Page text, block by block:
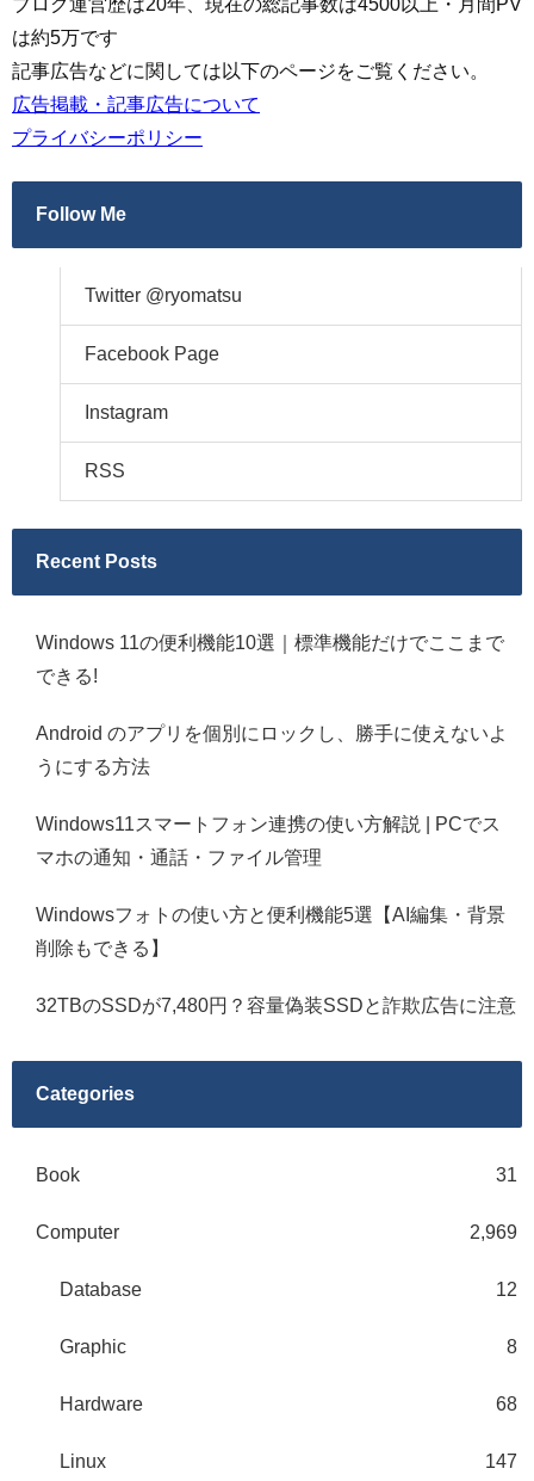
ブログ運営歴は20年、現在の総記事数は4500以上・月間PV
は約5万です
記事広告などに関しては以下のページをご覧ください。
広告掲載・記事広告について
プライバシーポリシー
Follow Me
Twitter @ryomatsu
Facebook Page
Instagram
RSS
Recent Posts
Windows 11の便利機能10選｜標準機能だけでここまで
できる!
Android のアプリを個別にロックし、勝手に使えないよ
うにする方法
Windows11スマートフォン連携の使い方解説 | PCでス
マホの通知・通話・ファイル管理
Windowsフォトの使い方と便利機能5選【AI編集・背景
削除もできる】
32TBのSSDが7,480円？容量偽装SSDと詐欺広告に注意
Categories
Book 31
Computer 2,969
Database 12
Graphic 8
Hardware 68
Linux 147